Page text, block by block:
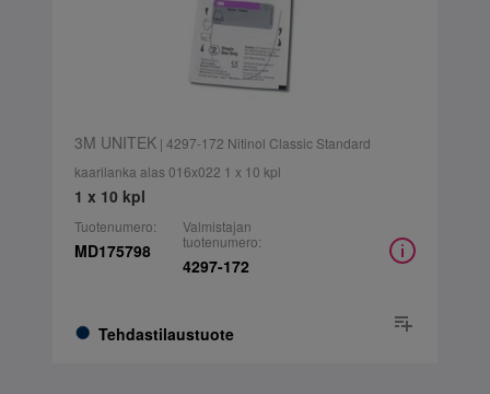
3M UNITEK| 4297-172 Nitinol Classic Standard
kaarilanka alas 016x022 1 x 10 kpl
1 x 10 kpl
Tuotenumero:
MD175798
Tehdastilaustuote
Valmistajan
tuotenumero:
4297-172